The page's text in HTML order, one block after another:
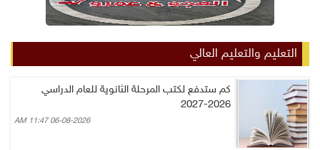
التعليم والتعليم العالي
كم ستدفع لكتب المرحلة الثانوية للعام الدراسي
2026-2027
06-08-2026 11:47 AM